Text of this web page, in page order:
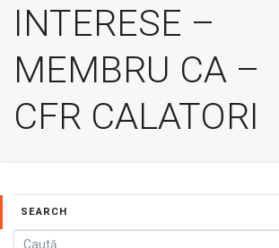
INTERESE –
MEMBRU CA –
CFR CALATORI
SEARCH